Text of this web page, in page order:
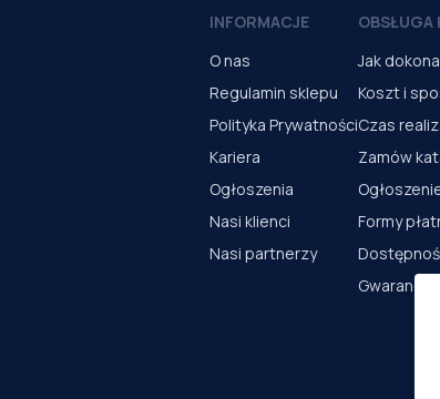
INFORMACJE
O nas
Regulamin sklepu
Polityka Prywatności
Kariera
Ogłoszenia
Nasi klienci
Nasi partnerzy
OBSŁUGA
Jak
Koszt i
Czas
Zamów
Formy
Gwarancja